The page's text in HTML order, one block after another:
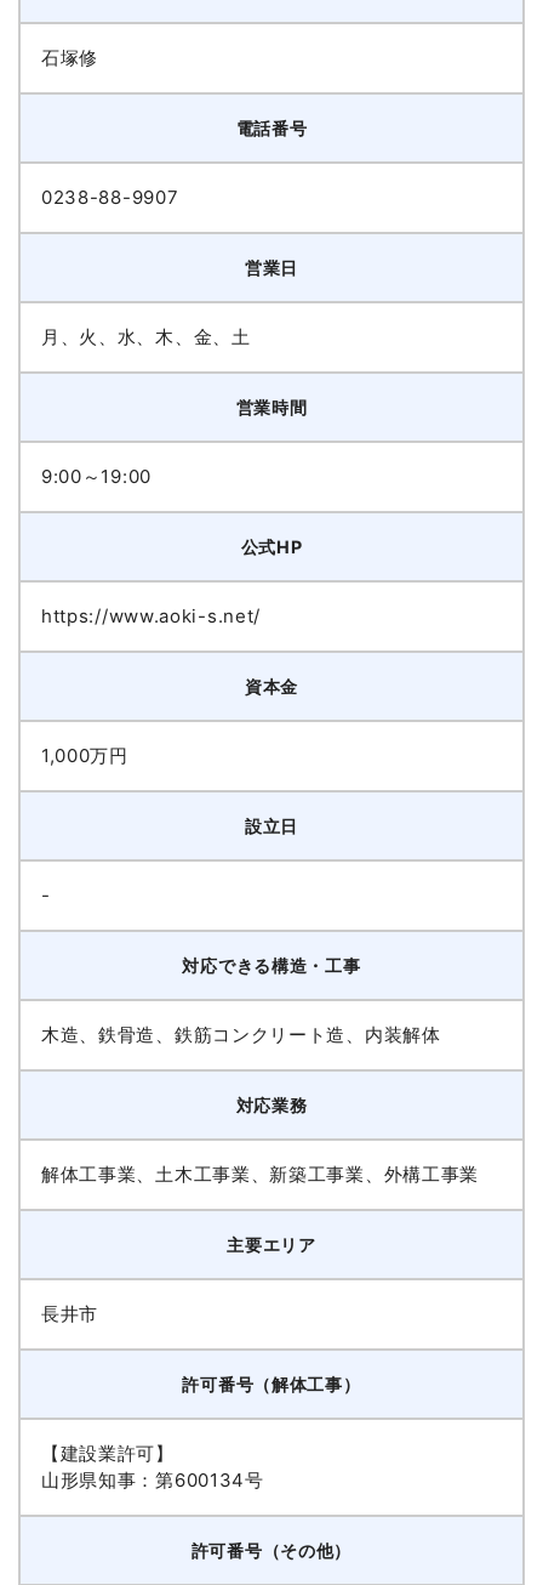
石塚修
電話番号
0238-88-9907
営業日
月、火、水、木、金、土
営業時間
9:00～19:00
公式HP
https://www.aoki-s.net/
資本金
1,000万円
設立日
-
対応できる構造・工事
木造、鉄骨造、鉄筋コンクリート造、内装解体
対応業務
解体工事業、土木工事業、新築工事業、外構工事業
主要エリア
長井市
許可番号（解体工事）
【建設業許可】
山形県知事：第600134号
許可番号（その他）